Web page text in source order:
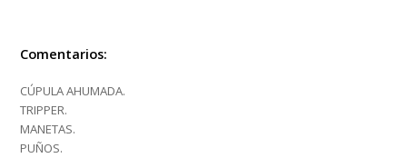
Comentarios:
CÚPULA AHUMADA.
TRIPPER.
MANETAS.
PUÑOS.